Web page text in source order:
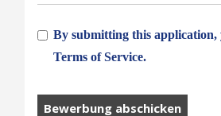
By submitting this application,
Terms of Service.
Menschen,